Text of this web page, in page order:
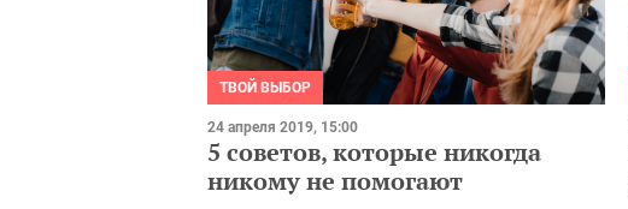
ТВОЙ ВЫБОР
24 апреля 2019, 15:00
5 советов, которые никогда
никому не помогают